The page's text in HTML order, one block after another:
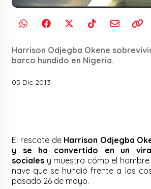
Harrison Odjegba Okene
barco hundido en Nigeria.
05 Dic 2013
El rescate de Harrison Odjegba
y se ha convertido en un
sociales y muestra cómo el
nave que se hundió frente a las
pasado 26 de mayo.